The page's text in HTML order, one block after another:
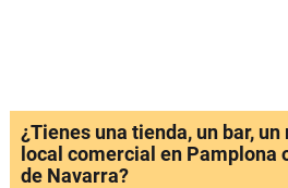
¿Tienes una tienda, un bar,
local comercial en Pamplona
de Navarra?